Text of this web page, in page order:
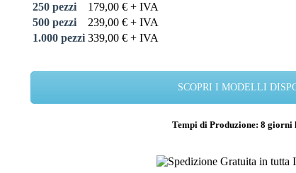
250 pezzi
179,00 € + IVA
500 pezzi
239,00 € + IVA
1.000 pezzi 339,00 € + IVA
SCOPRI I MODELLI
Tempi di Produzione: 8 giorni